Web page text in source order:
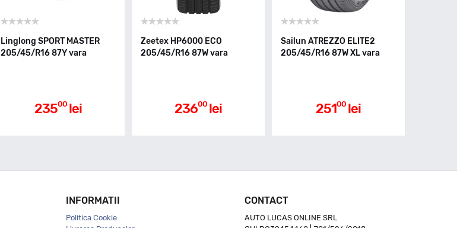
Linglong SPORT MASTER
205/45/R16 87Y vara
23500 lei
Zeetex HP6000 ECO
205/45/R16 87W vara
23600 lei
Sailun ATREZZO ELITE2
205/45/R16 87W XL vara
25100 lei
INFORMATII
Politica Cookie
CONTACT
AUTO LUCAS ONLINE SRL